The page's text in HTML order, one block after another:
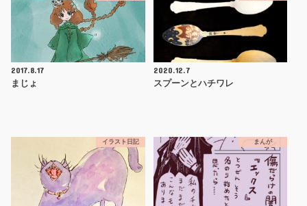
2017.8.17
まじょ
2020.12.7
スプーンとハチワレ
イラスト日記 まんが